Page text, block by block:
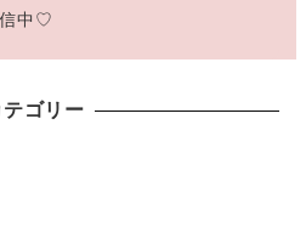
信中♡
テゴリー